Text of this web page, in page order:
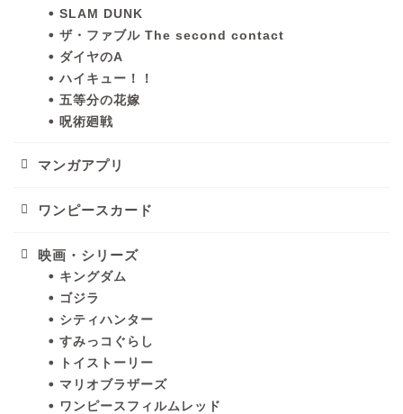
SLAM DUNK
ザ・ファブル The second contact
ダイヤのA
ハイキュー！！
五等分の花嫁
呪術廻戦
マンガアプリ
ワンピースカード
映画・シリーズ
キングダム
ゴジラ
シティハンター
すみっコぐらし
トイストーリー
マリオブラザーズ
ワンピースフィルムレッド